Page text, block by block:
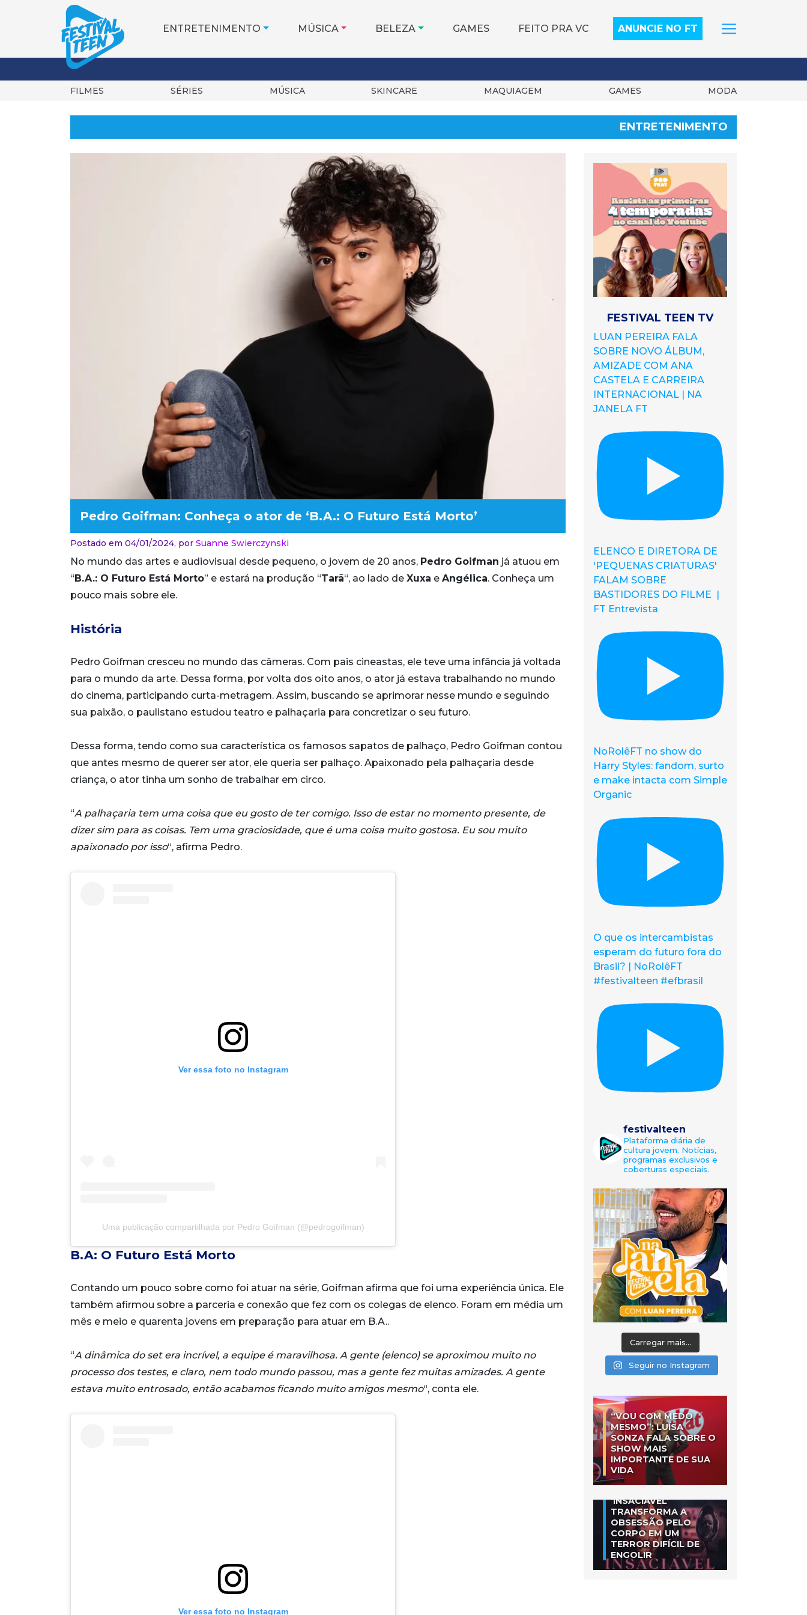
ENTRETENIMENTO MÚSICA BELEZA GAMES FEITO PRA VC ANUNCIE NO FT
FILMES SÉRIES MÚSICA SKINCARE MAQUIAGEM GAMES MODA
ENTRETENIMENTO
Pedro Goifman: Conheça o ator de ‘B.A.: O Futuro Está Morto’
Postado em 04/01/2024, por Suanne Swierczynski
No mundo das artes e audiovisual desde pequeno, o jovem de 20 anos, Pedro Goifman já atuou em
“ B.A.: O Futuro Está Morto” e estará na produção “Tarã“, ao lado de Xuxa e Angélica. Conheça um
pouco mais sobre ele.
História
Pedro Goifman cresceu no mundo das câmeras. Com pais cineastas, ele teve uma infância já voltada
para o mundo da arte. Dessa forma, por volta dos oito anos, o ator já estava trabalhando no mundo
do cinema, participando curta-metragem. Assim, buscando se aprimorar nesse mundo e seguindo
sua paixão, o paulistano estudou teatro e palhaçaria para concretizar o seu futuro.
Dessa forma, tendo como sua característica os famosos sapatos de palhaço, Pedro Goifman contou
que antes mesmo de querer ser ator, ele queria ser palhaço. Apaixonado pela palhaçaria desde
criança, o ator tinha um sonho de trabalhar em circo.
“A palhaçaria tem uma coisa que eu gosto de ter comigo. Isso de estar no momento presente, de
dizer sim para as coisas. Tem uma graciosidade, que é uma coisa muito gostosa. Eu sou muito
apaixonado por isso“, afirma Pedro.
Ver essa foto no Instagram
Uma publicação compartilhada por Pedro Goifman (@pedrogoifman)
B.A: O Futuro Está Morto
Contando um pouco sobre como foi atuar na série, Goifman afirma que foi uma experiência única. Ele
também afirmou sobre a parceria e conexão que fez com os colegas de elenco. Foram em média um
mês e meio e quarenta jovens em preparação para atuar em B.A..
“A dinâmica do set era incrível, a equipe é maravilhosa. A gente (elenco) se aproximou muito no
processo dos testes, e claro, nem todo mundo passou, mas a gente fez muitas amizades. A gente
estava muito entrosado, então acabamos ficando muito amigos mesmo“, conta ele.
Ver essa foto no Instagram
FESTIVAL TEEN TV
LUAN PEREIRA FALA
SOBRE NOVO ÁLBUM,
AMIZADE COM ANA
CASTELA E CARREIRA
INTERNACIONAL | NA
JANELA FT
ELENCO E DIRETORA DE
'PEQUENAS CRIATURAS'
FALAM SOBRE
BASTIDORES DO FILME |
FT Entrevista
NoRolêFT no show do
Harry Styles: fandom, surto
e make intacta com Simple
Organic
O que os intercambistas
esperam do futuro fora do
Brasil? | NoRolêFT
#festivalteen #efbrasil
festivalteen
Plataforma diária de
cultura jovem. Notícias,
programas exclusivos e
coberturas especiais.
Carregar mais...
Seguir no Instagram
“VOU COM MEDO
MESMO”: LUÍSA
SONZA FALA SOBRE O
SHOW MAIS
IMPORTANTE DE SUA
VIDA
‘INSACIÁVEL’
TRANSFORMA A
OBSESSÃO PELO
CORPO EM UM
TERROR DIFÍCIL DE
ENGOLIR